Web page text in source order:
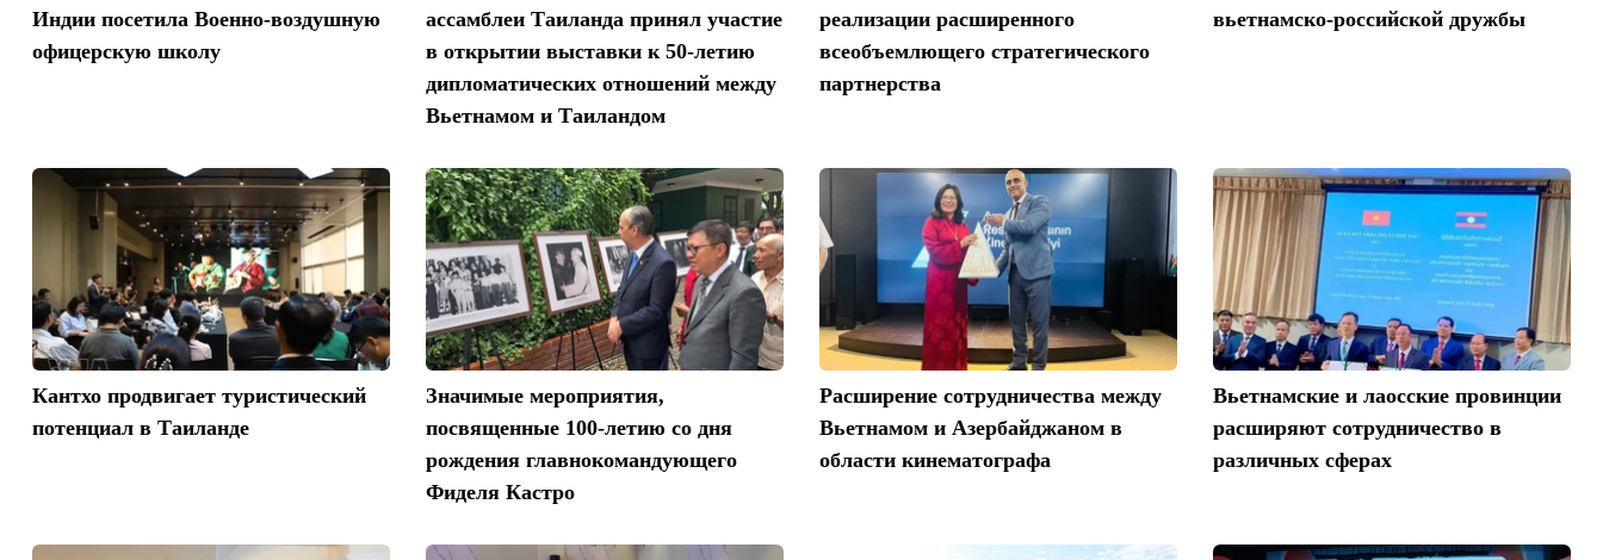
Индии посетила Военно-воздушную
офицерскую школу
ассамблеи Таиланда принял участие
в открытии выставки к 50-летию
дипломатических отношений между
Вьетнамом и Таиландом
реализации расширенного
всеобъемлющего стратегического
партнерства
вьетнамско-российской дружбы
Кантхо продвигает туристический
потенциал в Таиланде
Значимые мероприятия,
посвященные 100-летию со дня
рождения главнокомандующего
Фиделя Кастро
Расширение сотрудничества между
Вьетнамом и Азербайджаном в
области кинематографа
Вьетнамские и лаосские провинции
расширяют сотрудничество в
различных сферах